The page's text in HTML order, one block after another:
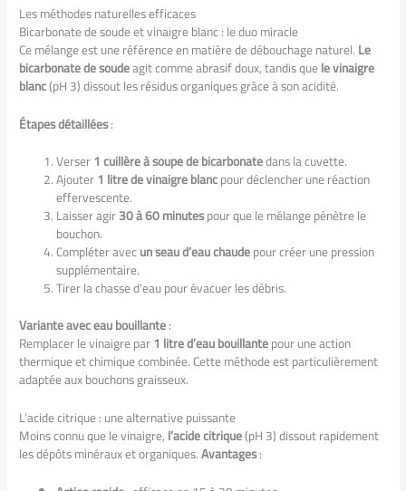
Les méthodes naturelles efficaces
Bicarbonate de soude et vinaigre blanc : le duo miracle
Ce mélange est une référence en matière de débouchage naturel.Le
bicarbonate de soudeagit comme abrasif doux, tandis quele vinaigre
blanc(pH 3) dissout les résidus organiques grâce à son acidité.
Étapes détaillées:
Verser1 cuillère à soupe de bicarbonatedans la cuvette.
Ajouter1 litre de vinaigre blancpour déclencher une réaction
effervescente.
Laisser agir30 à 60 minutespour que le mélange pénètre le
bouchon.
Compléter avecun seau d’eau chaudepour créer une pression
supplémentaire.
Tirer la chasse d’eau pour évacuer les débris.
Variante avec eau bouillante:
Remplacer le vinaigre par1 litre d’eau bouillantepour une action
thermique et chimique combinée. Cette méthode est particulièrement
adaptée aux bouchons graisseux.
L’acide citrique : une alternative puissante
Moins connu que le vinaigre,l’acide citrique(pH 3) dissout rapidement
les dépôts minéraux et organiques.Avantages: